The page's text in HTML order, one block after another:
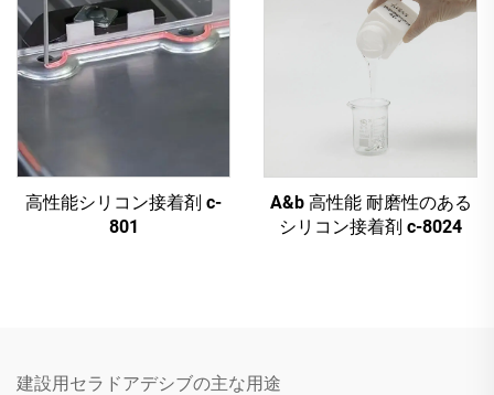
高性能シリコン接着剤 c-
801
A&b 高性能 耐磨性のある
シリコン接着剤 c-8024
建設用セラドアデシブの主な用途